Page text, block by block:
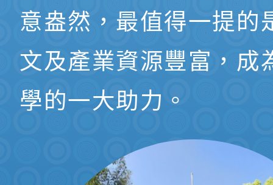
意盎然，最值得一提的
文及產業資源豐富，成
學的一大助力。